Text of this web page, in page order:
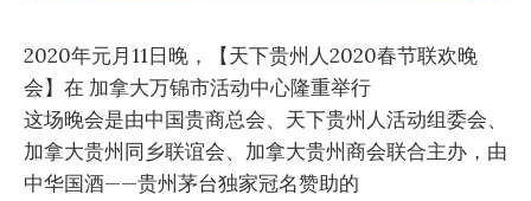
2020年元月11日晚，【天下贵州人2020春节联欢晚
会】在 加拿大万锦市活动中心隆重举行
这场晚会是由中国贵商总会、天下贵州人活动组委会、
加拿大贵州同乡联谊会、加拿大贵州商会联合主办，由
中华国酒——贵州茅台独家冠名赞助的